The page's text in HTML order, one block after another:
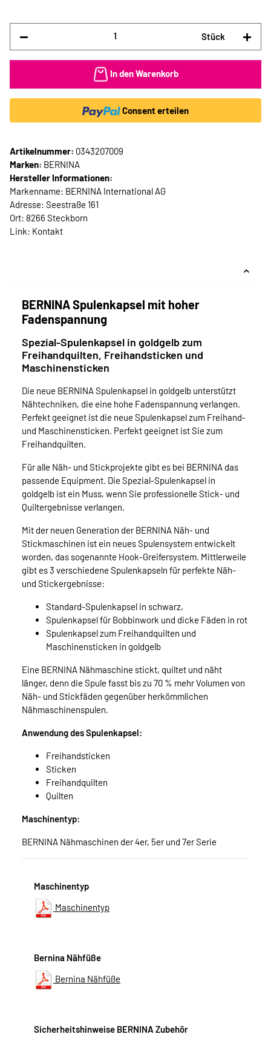
Stück
In den Warenkorb
Consent erteilen
Artikelnummer: 0343207009
Marken: BERNINA
Hersteller Informationen:
Markenname: BERNINA International AG
Adresse: Seestraße 161
Ort: 8266 Steckborn
Link: Kontakt
BERNINA Spulenkapsel mit hoher
Fadenspannung
Spezial-Spulenkapsel in goldgelb zum
Freihandquilten, Freihandsticken und
Maschinensticken
Die neue BERNINA Spulenkapsel in goldgelb unterstützt
Nähtechniken, die eine hohe Fadenspannung verlangen.
Perfekt geeignet ist die neue Spulenkapsel zum Freihand-
und Maschinensticken. Perfekt geeignet ist Sie zum
Freihandquilten.
Für alle Näh- und Stickprojekte gibt es bei BERNINA das
passende Equipment. Die Spezial-Spulenkapsel in
goldgelb ist ein Muss, wenn Sie professionelle Stick- und
Quiltergebnisse verlangen.
Mit der neuen Generation der BERNINA Näh- und
Stickmaschinen ist ein neues Spulensystem entwickelt
worden, das sogenannte Hook-Greifersystem. Mittlerweile
gibt es 3 verschiedene Spulenkapseln für perfekte Näh-
und Stickergebnisse:
Standard-Spulenkapsel in schwarz,
Spulenkapsel für Bobbinwork und dicke Fäden in rot
Spulenkapsel zum Freihandquilten und
Maschinensticken in goldgelb
Eine BERNINA Nähmaschine stickt, quiltet und näht
länger, denn die Spule fasst bis zu 70 % mehr Volumen von
Näh- und Stickfäden gegenüber herkömmlichen
Nähmaschinenspulen.
Anwendung des Spulenkapsel:
Freihandsticken
Sticken
Freihandquilten
Quilten
Maschinentyp:
BERNINA Nähmaschinen der 4er, 5er und 7er Serie
Maschinentyp
Maschinentyp
Bernina Nähfüße
Bernina Nähfüße
Sicherheitshinweise BERNINA Zubehör